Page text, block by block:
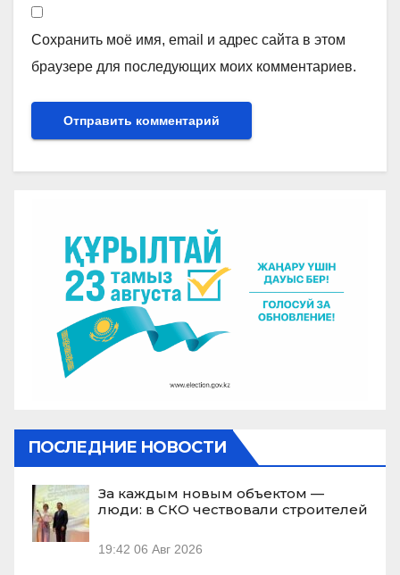
Сохранить моё имя, email и адрес сайта в этом
браузере для последующих моих комментариев.
ПОСЛЕДНИЕ НОВОСТИ
За каждым новым объектом —
люди: в СКО чествовали строителей
19:42 06 Авг 2026